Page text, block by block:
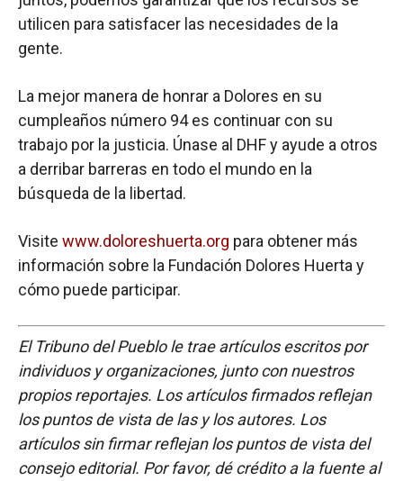
utilicen para satisfacer las necesidades de la
gente.
La mejor manera de honrar a Dolores en su
cumpleaños número 94 es continuar con su
trabajo por la justicia. Únase al DHF y ayude a otros
a derribar barreras en todo el mundo en la
búsqueda de la libertad.
Visite www.doloreshuerta.org para obtener más
información sobre la Fundación Dolores Huerta y
cómo puede participar.
El Tribuno del Pueblo le trae artículos escritos por
individuos y organizaciones, junto con nuestros
propios reportajes. Los artículos firmados reflejan
los puntos de vista de las y los autores. Los
artículos sin firmar reflejan los puntos de vista del
consejo editorial. Por favor, dé crédito a la fuente al